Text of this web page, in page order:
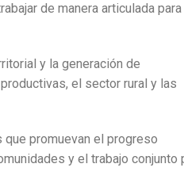
de manera articulada para
y la generación de
el sector rural y las
promuevan el progreso
y el trabajo conjunto